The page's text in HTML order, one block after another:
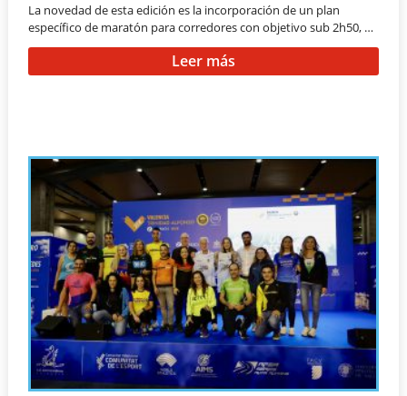
La novedad de esta edición es la incorporación de un plan
específico de maratón para corredores con objetivo sub 2h50, …
Leer más